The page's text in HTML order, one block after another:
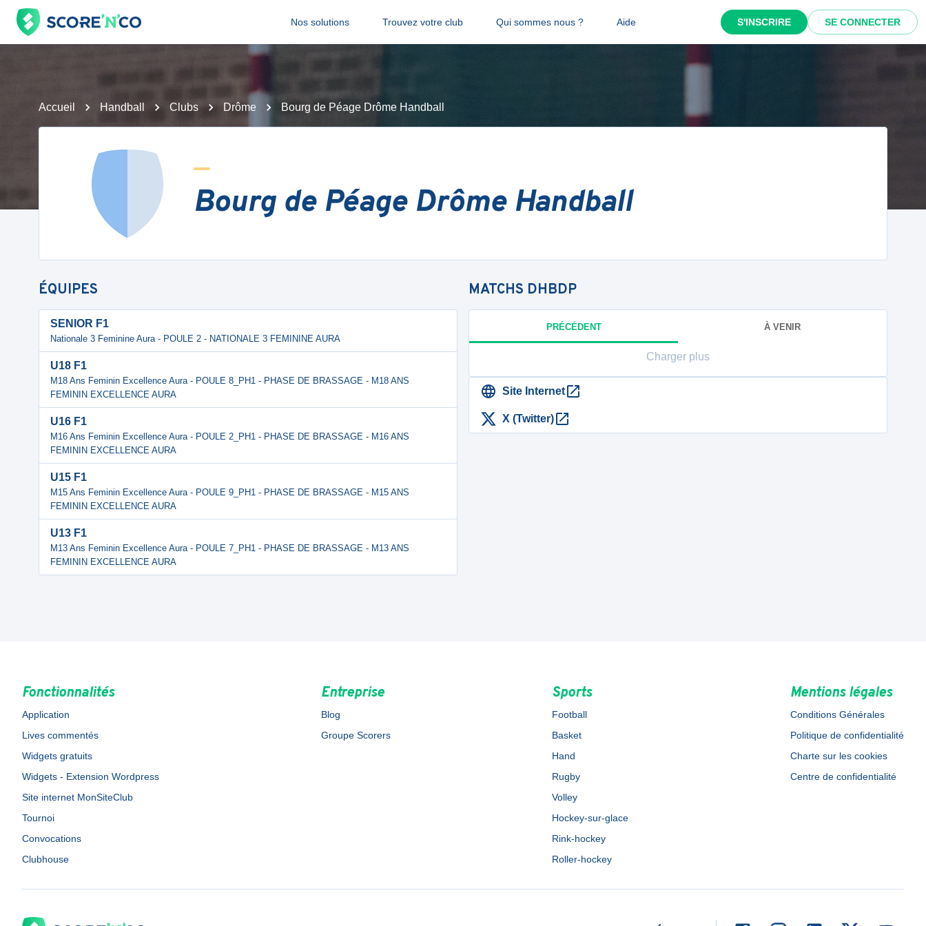
Nos solutions Trouvez votre club Qui sommes nous ? Aide S'INSCRIRE SE CONNECTER
Accueil Handball Clubs Drôme Bourg de Péage Drôme Handball
Bourg de Péage Drôme Handball
ÉQUIPES
SENIOR F1
Nationale 3 Feminine Aura - POULE 2 - NATIONALE 3 FEMININE AURA
U18 F1
M18 Ans Feminin Excellence Aura - POULE 8_PH1 - PHASE DE BRASSAGE - M18 ANS
FEMININ EXCELLENCE AURA
U16 F1
M16 Ans Feminin Excellence Aura - POULE 2_PH1 - PHASE DE BRASSAGE - M16 ANS
FEMININ EXCELLENCE AURA
U15 F1
M15 Ans Feminin Excellence Aura - POULE 9_PH1 - PHASE DE BRASSAGE - M15 ANS
FEMININ EXCELLENCE AURA
U13 F1
M13 Ans Feminin Excellence Aura - POULE 7_PH1 - PHASE DE BRASSAGE - M13 ANS
FEMININ EXCELLENCE AURA
MATCHS DHBDP
PRÉCÉDENT À VENIR
Charger plus
Site Internet
X (Twitter)
Fonctionnalités
Application
Lives commentés
Widgets gratuits
Widgets - Extension Wordpress
Site internet MonSiteClub
Tournoi
Convocations
Clubhouse
Entreprise
Blog
Groupe Scorers
Sports
Football
Basket
Hand
Rugby
Volley
Hockey-sur-glace
Rink-hockey
Roller-hockey
Mentions légales
Conditions Générales
Politique de confidentialité
Charte sur les cookies
Centre de confidentialité